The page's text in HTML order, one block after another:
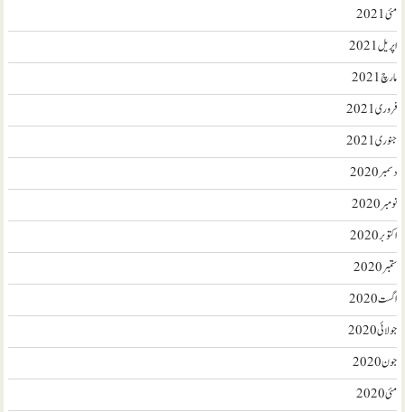
مئی 2021
اپریل 2021
مارچ 2021
فروری 2021
جنوری 2021
دسمبر 2020
نومبر 2020
اکتوبر 2020
ستمبر 2020
اگست 2020
جولائی 2020
جون 2020
مئی 2020